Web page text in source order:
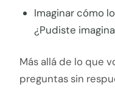
Imaginar cómo
¿Pudiste
Más allá de lo que
preguntas sin